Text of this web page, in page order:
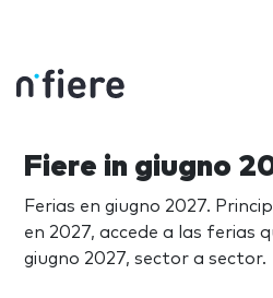
Fiere in giugno
Ferias en giugno 2027.
en 2027, accede a las ferias
giugno 2027, sector a sector.